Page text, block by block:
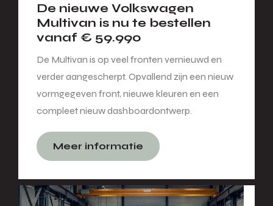
De nieuwe Volkswagen
Multivan is nu te bestellen
vanaf € 59.990
De Multivan is op veel fronten vernieuwd en
verder aangescherpt. Opvallend zijn een nieuw
vormgegeven front, nieuwe kleuren en een
compleet nieuw dashboardontwerp.
Meer informatie